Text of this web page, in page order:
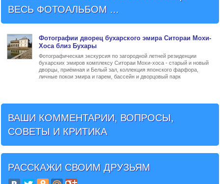
ВЕСЬ ФОТОАЛЬБОМ ...
Фотографии дворец бухарского эмира Ситораи Мохи-
Хоса близ Бухары
Фотографическая экскурсия по загородной летней резиденции
бухарских эмиров комплексу Ситораи Мохи-хоса - старый и новый
дворцы, приёмная и Белый зал, коллекция японского фарфора,
личные покои эмира и гарем, бассейн и дворцовый парк
ВАШИ КОММЕНТАРИИ, ВОПРОСЫ,
СОВЕТЫ И КРИТИКА
РАССКАЖИ СВОИМ ДРУЗЬЯМ